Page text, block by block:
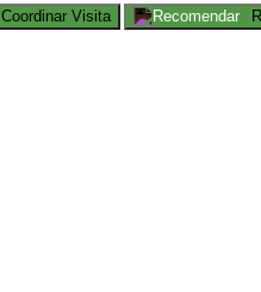
Coordinar Visita